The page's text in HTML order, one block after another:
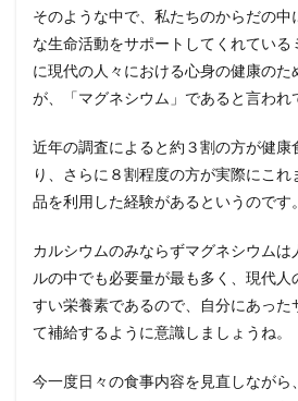
そのような中で、私たちのからだの中
な生命活動をサポートしてくれてい
に現代の人々における心身の健康の
が、「マグネシウム」であると言われ
近年の調査によると約３割の方が健康
り、さらに８割程度の方が実際にこ
品を利用した経験があるというのです。
カルシウムのみならずマグネシウムは
ルの中でも必要量が最も多く、現代
すい栄養素であるので、自分にあった
て補給するように意識しましょうね。
今一度日々の食事内容を見直しながら